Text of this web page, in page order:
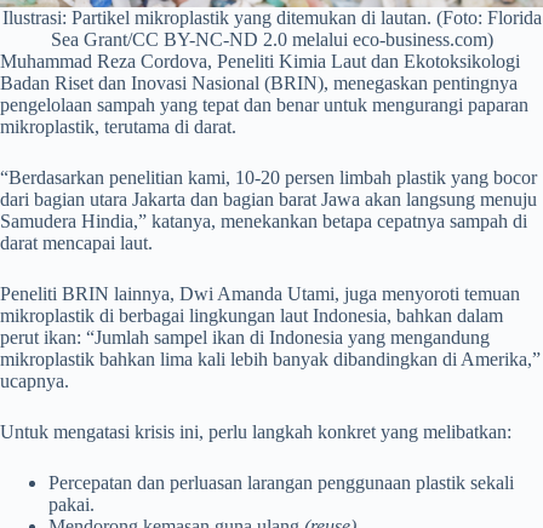
Ilustrasi: Partikel mikroplastik yang ditemukan di lautan. (Foto: Florida
Sea Grant/CC BY-NC-ND 2.0 melalui eco-business.com)
Muhammad Reza Cordova, Peneliti Kimia Laut dan Ekotoksikologi
Badan Riset dan Inovasi Nasional (BRIN), menegaskan pentingnya
pengelolaan sampah yang tepat dan benar untuk mengurangi paparan
mikroplastik, terutama di darat.
“Berdasarkan penelitian kami, 10-20 persen limbah plastik yang bocor
dari bagian utara Jakarta dan bagian barat Jawa akan langsung menuju
Samudera Hindia,” katanya, menekankan betapa cepatnya sampah di
darat mencapai laut.
Peneliti BRIN lainnya, Dwi Amanda Utami, juga menyoroti temuan
mikroplastik di berbagai lingkungan laut Indonesia, bahkan dalam
perut ikan: “Jumlah sampel ikan di Indonesia yang mengandung
mikroplastik bahkan lima kali lebih banyak dibandingkan di Amerika,”
ucapnya.
Untuk mengatasi krisis ini, perlu langkah konkret yang melibatkan:
Percepatan dan perluasan larangan penggunaan plastik sekali
pakai.